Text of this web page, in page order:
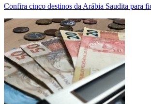
Confira cinco destinos da Arábia Saudita para